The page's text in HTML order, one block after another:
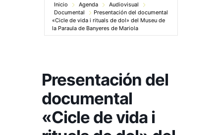
Inicio Agenda
Audiovisual
Documental
Presentación del documental
«Cicle de vida i rituals de dol» del Museu de
la Paraula de Banyeres de Mariola
Presentación del
documental
«Cicle de vida i